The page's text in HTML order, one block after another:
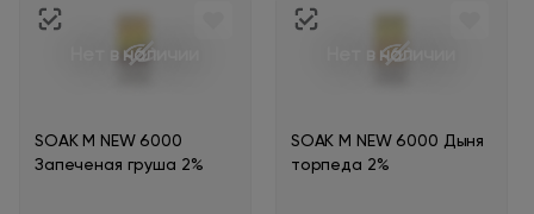
Нет в наличии
SOAK M NEW 6000
Запеченая груша 2%
Нет в наличии
SOAK M NEW 6000 Дыня
торпеда 2%